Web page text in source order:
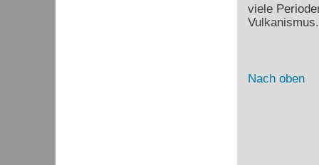
viele
Vulkanismus.
Nach oben